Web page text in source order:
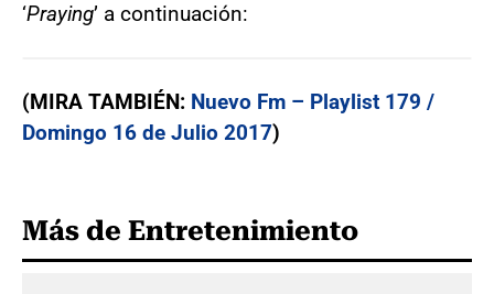
‘Praying’ a continuación:
(MIRA TAMBIÉN: Nuevo Fm – Playlist 179 /
Domingo 16 de Julio 2017)
Más de Entretenimiento